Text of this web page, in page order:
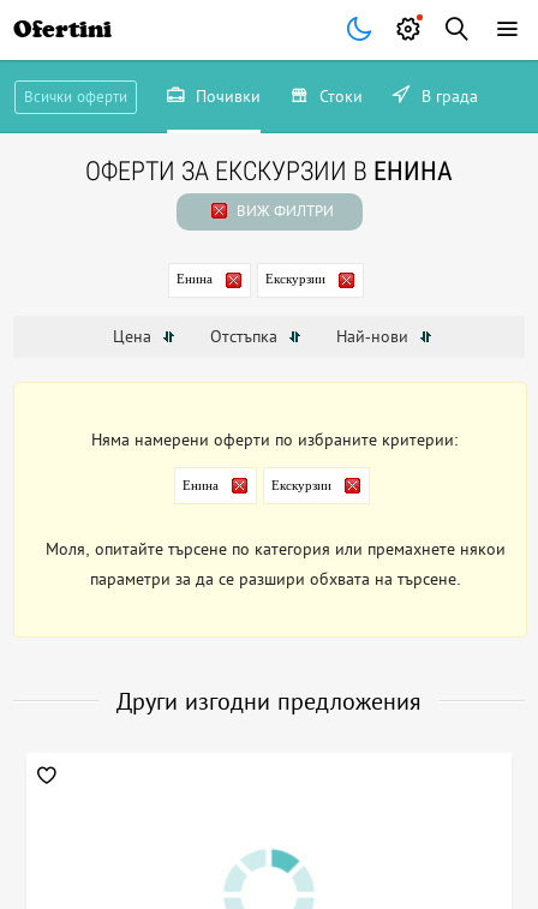
Ofertini
Всички оферти Почивки Стоки В града
ОФЕРТИ ЗА ЕКСКУРЗИИ В ЕНИНА
ВИЖ ФИЛТРИ
Енина Екскурзии
Цена Отстъпка Най-нови
Няма намерени оферти по избраните критерии:
Енина Екскурзии
Моля, опитайте търсене по категория или премахнете някои
параметри за да се разшири обхвата на търсене.
Други изгодни предложения